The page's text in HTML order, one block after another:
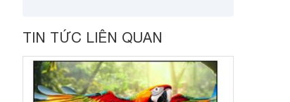
TIN TỨC LIÊN QUAN